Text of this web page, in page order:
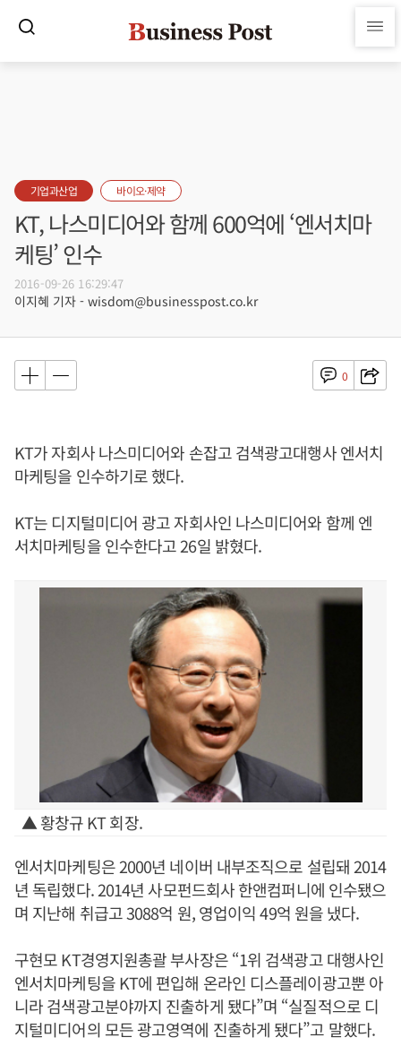
기업과산업 바이오·제약
KT, 나스미디어와 함께 600억에 ‘엔서치마
케팅’ 인수
2016-09-26 16:29:47
이지혜 기자 - wisdom@businesspost.co.kr
0
KT가 자회사 나스미디어와 손잡고 검색광고대행사 엔서치
마케팅을 인수하기로 했다.
KT는 디지털미디어 광고 자회사인 나스미디어와 함께 엔
서치마케팅을 인수한다고 26일 밝혔다.
▲ 황창규 KT 회장.
엔서치마케팅은 2000년 네이버 내부조직으로 설립돼 2014
년 독립했다. 2014년 사모펀드회사 한앤컴퍼니에 인수됐으
며 지난해 취급고 3088억 원, 영업이익 49억 원을 냈다.
구현모 KT경영지원총괄 부사장은 “1위 검색광고 대행사인
엔서치마케팅을 KT에 편입해 온라인 디스플레이광고뿐 아
니라 검색광고분야까지 진출하게 됐다”며 “실질적으로 디
지털미디어의 모든 광고영역에 진출하게 됐다”고 말했다.